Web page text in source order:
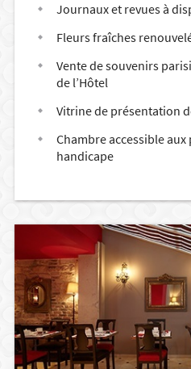
Journaux et revues à
Fleurs fraîches
Vente de souvenirs
de l’Hôtel
Vitrine de présentation
Chambre accessible
handicape